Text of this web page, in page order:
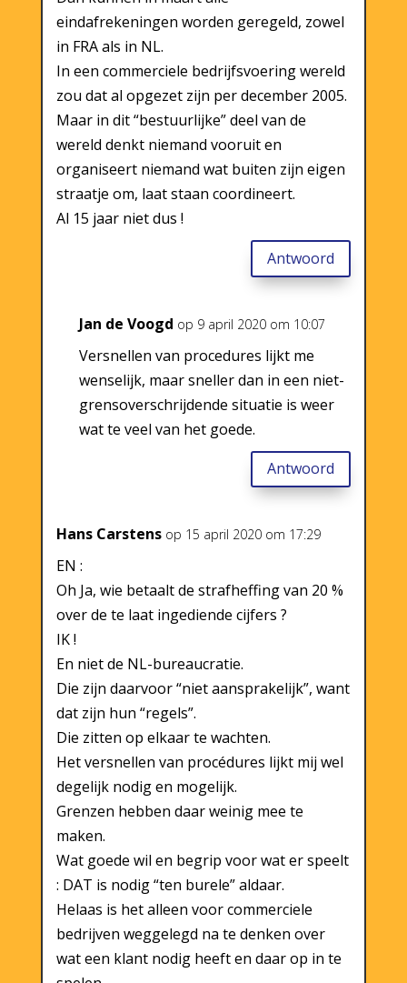
eindafrekeningen worden geregeld, zowel
in FRA als in NL.
In een commerciele bedrijfsvoering wereld
zou dat al opgezet zijn per december 2005.
Maar in dit “bestuurlijke” deel van de
wereld denkt niemand vooruit en
organiseert niemand wat buiten zijn eigen
straatje om, laat staan coordineert.
Al 15 jaar niet dus !
Antwoord
Jan de Voogd op 9 april 2020 om 10:07
Versnellen van procedures lijkt me
wenselijk, maar sneller dan in een niet-
grensoverschrijdende situatie is weer
wat te veel van het goede.
Antwoord
Hans Carstens op 15 april 2020 om 17:29
EN :
Oh Ja, wie betaalt de strafheffing van 20 %
over de te laat ingediende cijfers ?
IK !
En niet de NL-bureaucratie.
Die zijn daarvoor “niet aansprakelijk”, want
dat zijn hun “regels”.
Die zitten op elkaar te wachten.
Het versnellen van procédures lijkt mij wel
degelijk nodig en mogelijk.
Grenzen hebben daar weinig mee te
maken.
Wat goede wil en begrip voor wat er speelt
: DAT is nodig “ten burele” aldaar.
Helaas is het alleen voor commerciele
bedrijven weggelegd na te denken over
wat een klant nodig heeft en daar op in te